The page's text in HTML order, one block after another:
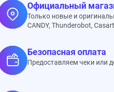
Официальный
Только новые и
CANDY, Thunderobot,
Безопасная оплата
Предоставляем чеки или